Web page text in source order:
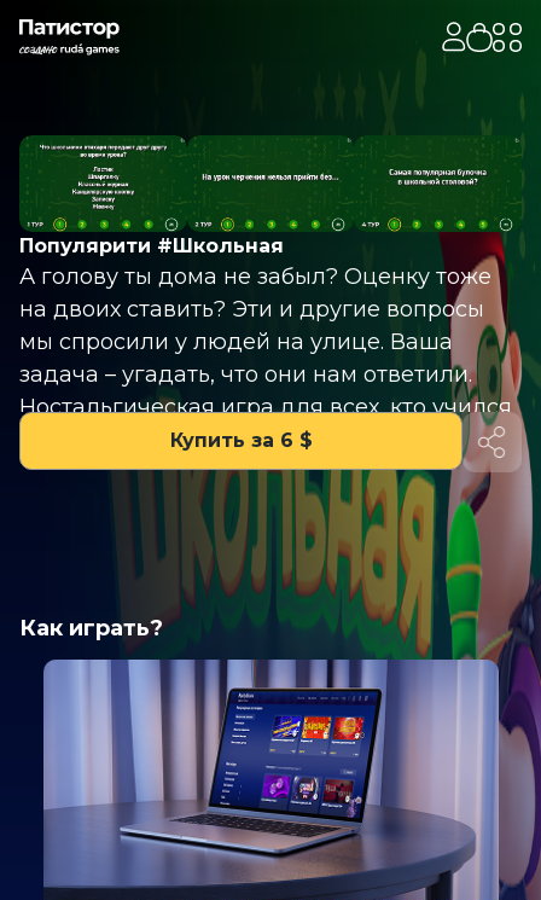
Популярити #Школьная
А голову ты дома не забыл? Оценку тоже
на двоих ставить? Эти и другие вопросы
мы спросили у людей на улице. Ваша
задача – угадать, что они нам ответили.
Ностальгическая игра для всех, кто учился
в школе. А звонок для учителя!
Купить за 6 $
Как играть?